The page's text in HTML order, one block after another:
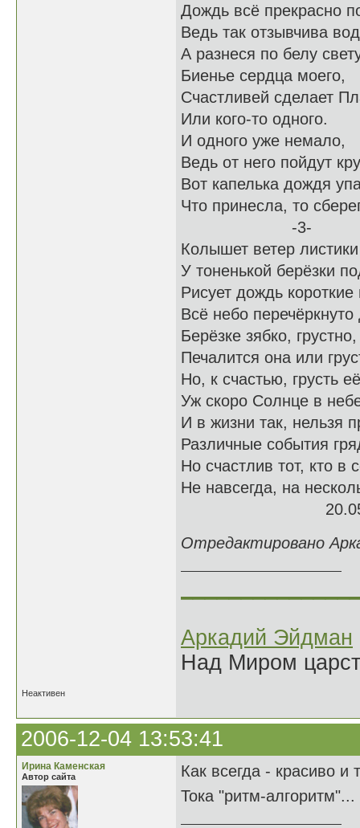
Дождь всё прекрасно
Ведь так отзывчива
А разнеся по белу
Биенье сердца моего,
Счастливей сделает
Или кого-то одного.
И одного уже немало,
Ведь от него пойдут
Вот капелька дождя
Что принесла, то
-3-
Колышет ветер
У тоненькой берёзки
Рисует дождь
Всё небо
Берёзке зябко,
Печалится она или
Но, к счастью, грусть
Уж скоро Солнце в
И в жизни так, нельзя
Различные события
Но счастлив тот, кто в
Не навсегда, на
Отредактировано
Аркадий Эйдман
Над Миром
Неактивен
2006-12-04 13:53:41
Ирина Каменская
Автор сайта
Как всегда - красиво и
Тока "ритм-